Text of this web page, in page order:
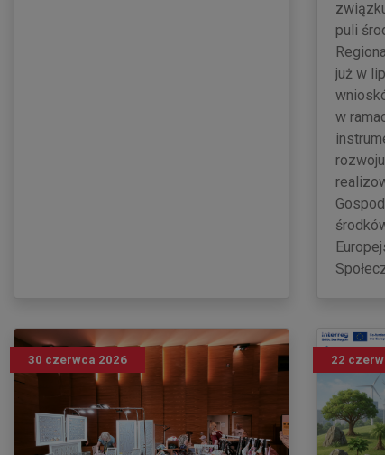
puli
już w
w
30 czerwca 2026 22